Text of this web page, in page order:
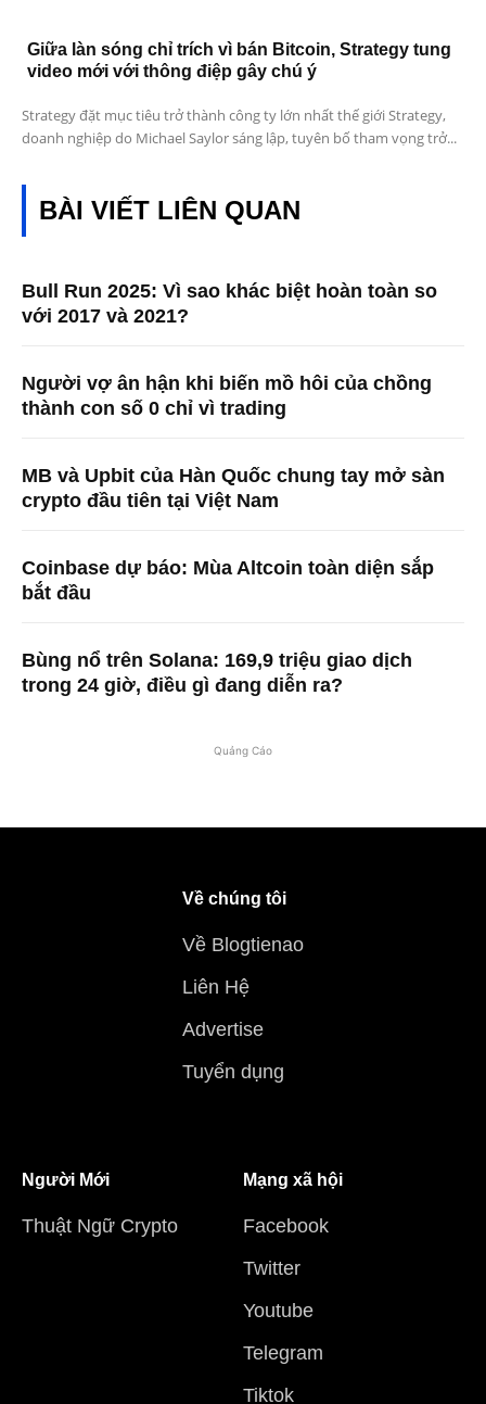
Giữa làn sóng chỉ trích vì bán Bitcoin, Strategy tung
video mới với thông điệp gây chú ý
Strategy đặt mục tiêu trở thành công ty lớn nhất thế giới Strategy,
doanh nghiệp do Michael Saylor sáng lập, tuyên bố tham vọng trở...
BÀI VIẾT LIÊN QUAN
Bull Run 2025: Vì sao khác biệt hoàn toàn so
với 2017 và 2021?
Người vợ ân hận khi biến mồ hôi của chồng
thành con số 0 chỉ vì trading
MB và Upbit của Hàn Quốc chung tay mở sàn
crypto đầu tiên tại Việt Nam
Coinbase dự báo: Mùa Altcoin toàn diện sắp
bắt đầu
Bùng nổ trên Solana: 169,9 triệu giao dịch
trong 24 giờ, điều gì đang diễn ra?
Quảng Cáo
Về chúng tôi
Về Blogtienao
Liên Hệ
Advertise
Tuyển dụng
Người Mới
Thuật Ngữ Crypto
Mạng xã hội
Facebook
Twitter
Youtube
Telegram
Tiktok